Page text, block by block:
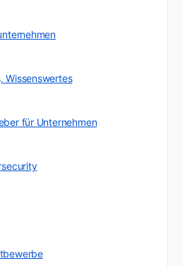
Wissenswertes
für Unternehmen